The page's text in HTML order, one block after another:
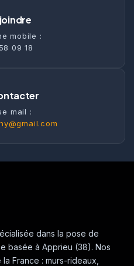
mobile :
09 18
mail :
dans la pose de
basée à Apprieu (38). Nos
France : murs-rideaux,